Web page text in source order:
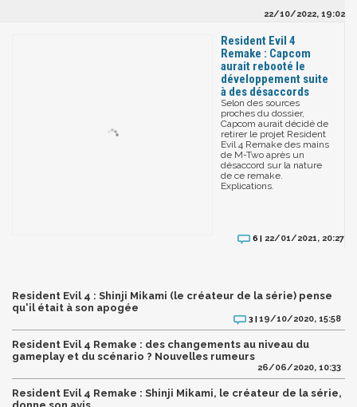
22/10/2022, 19:02
Resident Evil 4
Remake : Capcom
aurait rebooté le
développement suite
à des désaccords
Selon des sources
proches du dossier,
Capcom aurait décidé de
retirer le projet Resident
Evil 4 Remake des mains
de M-Two après un
désaccord sur la nature
de ce remake.
Explications.
6 | 22/01/2021, 20:27
Resident Evil 4 : Shinji Mikami (le créateur de la série) pense
qu'il était à son apogée
3 |19/10/2020, 15:58
Resident Evil 4 Remake : des changements au niveau du
gameplay et du scénario ? Nouvelles rumeurs
26/06/2020, 10:33
Resident Evil 4 Remake : Shinji Mikami, le créateur de la série,